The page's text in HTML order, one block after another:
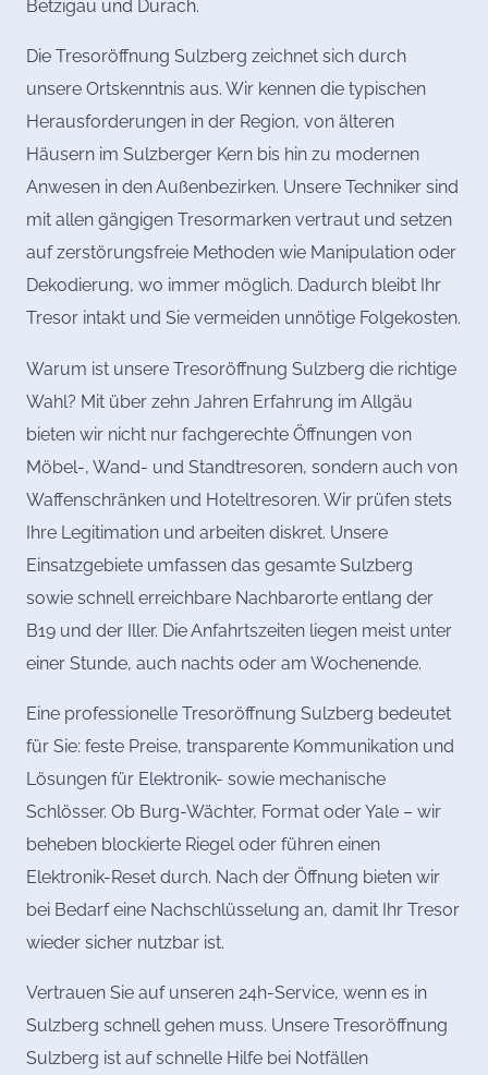
Betzigau und Durach.
Die Tresoröffnung Sulzberg zeichnet sich durch
unsere Ortskenntnis aus. Wir kennen die typischen
Herausforderungen in der Region, von älteren
Häusern im Sulzberger Kern bis hin zu modernen
Anwesen in den Außenbezirken. Unsere Techniker sind
mit allen gängigen Tresormarken vertraut und setzen
auf zerstörungsfreie Methoden wie Manipulation oder
Dekodierung, wo immer möglich. Dadurch bleibt Ihr
Tresor intakt und Sie vermeiden unnötige Folgekosten.
Warum ist unsere Tresoröffnung Sulzberg die richtige
Wahl? Mit über zehn Jahren Erfahrung im Allgäu
bieten wir nicht nur fachgerechte Öffnungen von
Möbel-, Wand- und Standtresoren, sondern auch von
Waffenschränken und Hoteltresoren. Wir prüfen stets
Ihre Legitimation und arbeiten diskret. Unsere
Einsatzgebiete umfassen das gesamte Sulzberg
sowie schnell erreichbare Nachbarorte entlang der
B19 und der Iller. Die Anfahrtszeiten liegen meist unter
einer Stunde, auch nachts oder am Wochenende.
Eine professionelle Tresoröffnung Sulzberg bedeutet
für Sie: feste Preise, transparente Kommunikation und
Lösungen für Elektronik- sowie mechanische
Schlösser. Ob Burg-Wächter, Format oder Yale – wir
beheben blockierte Riegel oder führen einen
Elektronik-Reset durch. Nach der Öffnung bieten wir
bei Bedarf eine Nachschlüsselung an, damit Ihr Tresor
wieder sicher nutzbar ist.
Vertrauen Sie auf unseren 24h-Service, wenn es in
Sulzberg schnell gehen muss. Unsere Tresoröffnung
Sulzberg ist auf schnelle Hilfe bei Notfällen